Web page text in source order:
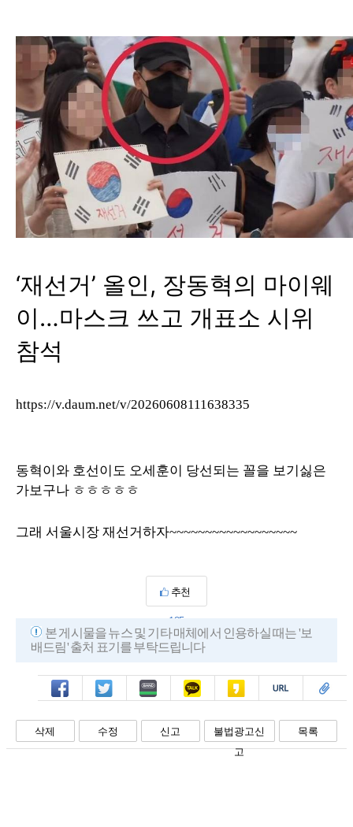
‘재선거’ 올인, 장동혁의 마이웨
이…마스크 쓰고 개표소 시위
참석
https://v.daum.net/v/20260608111638335
동혁이와 호선이도 오세훈이 당선되는 꼴을 보기싫은
가보구나 ㅎㅎㅎㅎㅎ
그래 서울시장 재선거하자~~~~~~~~~~~~~~~~~~
추천
185
본 게시물을 뉴스 및 기타 매체에서 인용하실 때는 '보
배드림' 출처 표기를 부탁드립니다
페북 트윗 밴드 카톡 카스 복사 스크랩
삭제 수정 신고
불법광고신
고
목록